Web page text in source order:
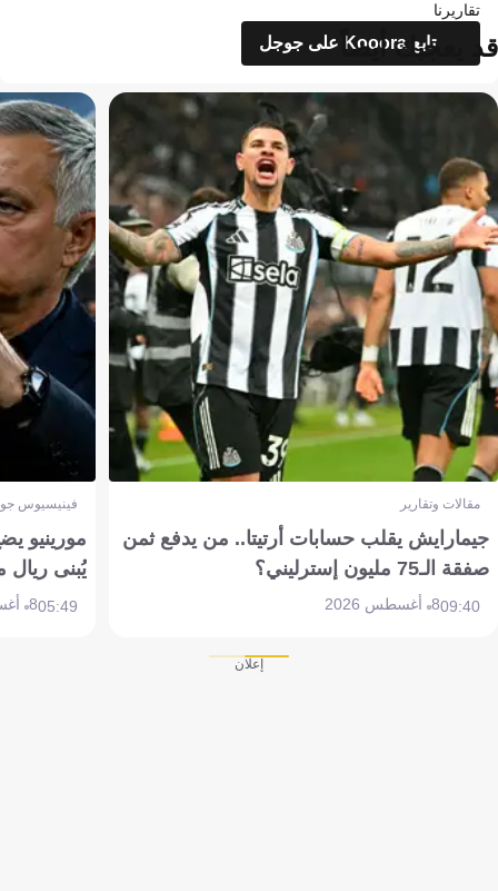
تقاريرنا
تابع Kooora على جوجل
قد يعجبك أيضاً
مقالات وتقارير
جيمارايش يقلب حسابات أرتيتا.. من يدفع ثمن
صفقة الـ75 مليون إسترليني؟
09:408 أغسطس 2026
فينيسيوس
مورينيو
يُبنى ريال
05:498 أغسطس 2026
إعلان